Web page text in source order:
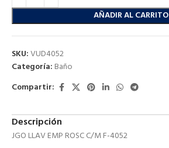
AÑADIR AL CARRITO
SKU:VUD4052
Categoría: Baño
Compartir:
Descripción
JGO LLAV EMP ROSC C/M F-4052